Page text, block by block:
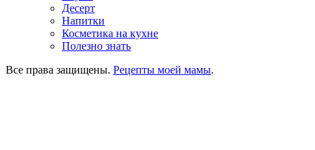
Десерт
Напитки
Косметика на кухне
Полезно знать
Все права защищены. Рецепты моей мамы.